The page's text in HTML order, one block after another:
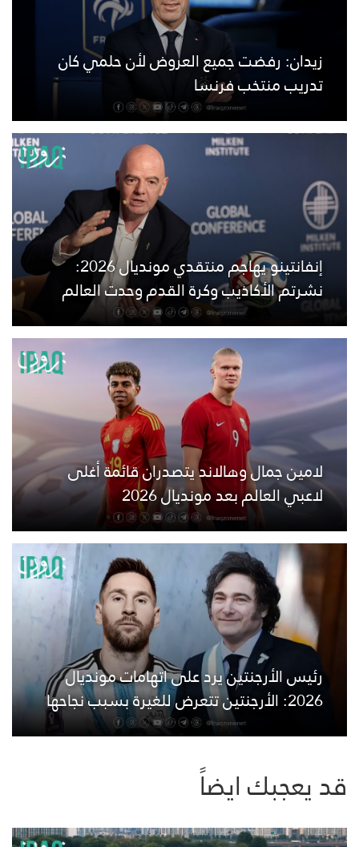
زيدان: رفضت جميع العروض لأن حلمي كان
تدريب منتخب فرنسا
إنفانتينو يهاجم منتقدي مونديال 2026:
نشرتم الأكاذيب وكرة القدم وحدت العالم
لامين جمال وهالاند يتصدران قائمة أغلى
لاعبي العالم بعد مونديال 2026
رئيس الأرجنتين يرد على اتهامات مونديال
2026: الأرجنتين تتعرض للغيرة بسبب نجاحها
قد يعجبك ايضاً